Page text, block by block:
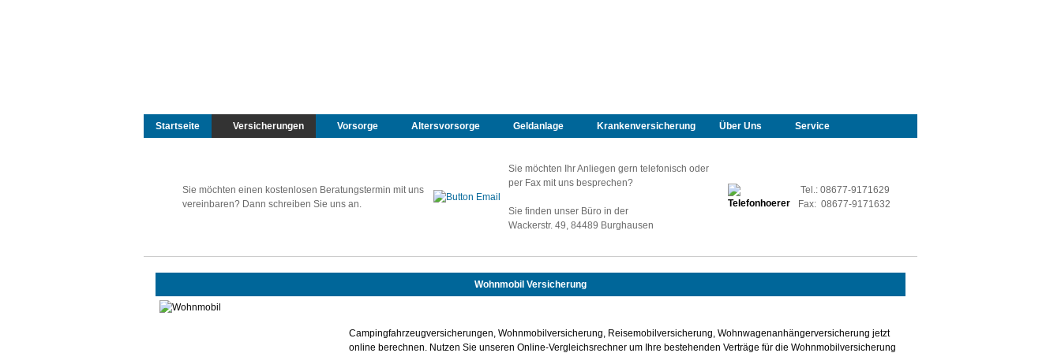
Startseite Versicherungen Vorsorge Altersvorsorge Geldanlage Krankenversicherung Über Uns Service
Sie möchten einen kostenlosen Beratungstermin mit uns
vereinbaren? Dann schreiben Sie uns an.
Sie möchten Ihr Anliegen gern telefonisch oder
per Fax mit uns besprechen?
Sie finden unser Büro in der
Wackerstr. 49, 84489 Burghausen
Tel.: 08677-9171629
Fax: 08677-9171632
Wohnmobil Versicherung
Campingfahrzeugversicherungen, Wohnmobilversicherung, Reisemobilversicherung, Wohnwagenanhängerversicherung jetzt
online berechnen. Nutzen Sie unseren Online-Vergleichsrechner um Ihre bestehenden Verträge für die Wohnmobilversicherung